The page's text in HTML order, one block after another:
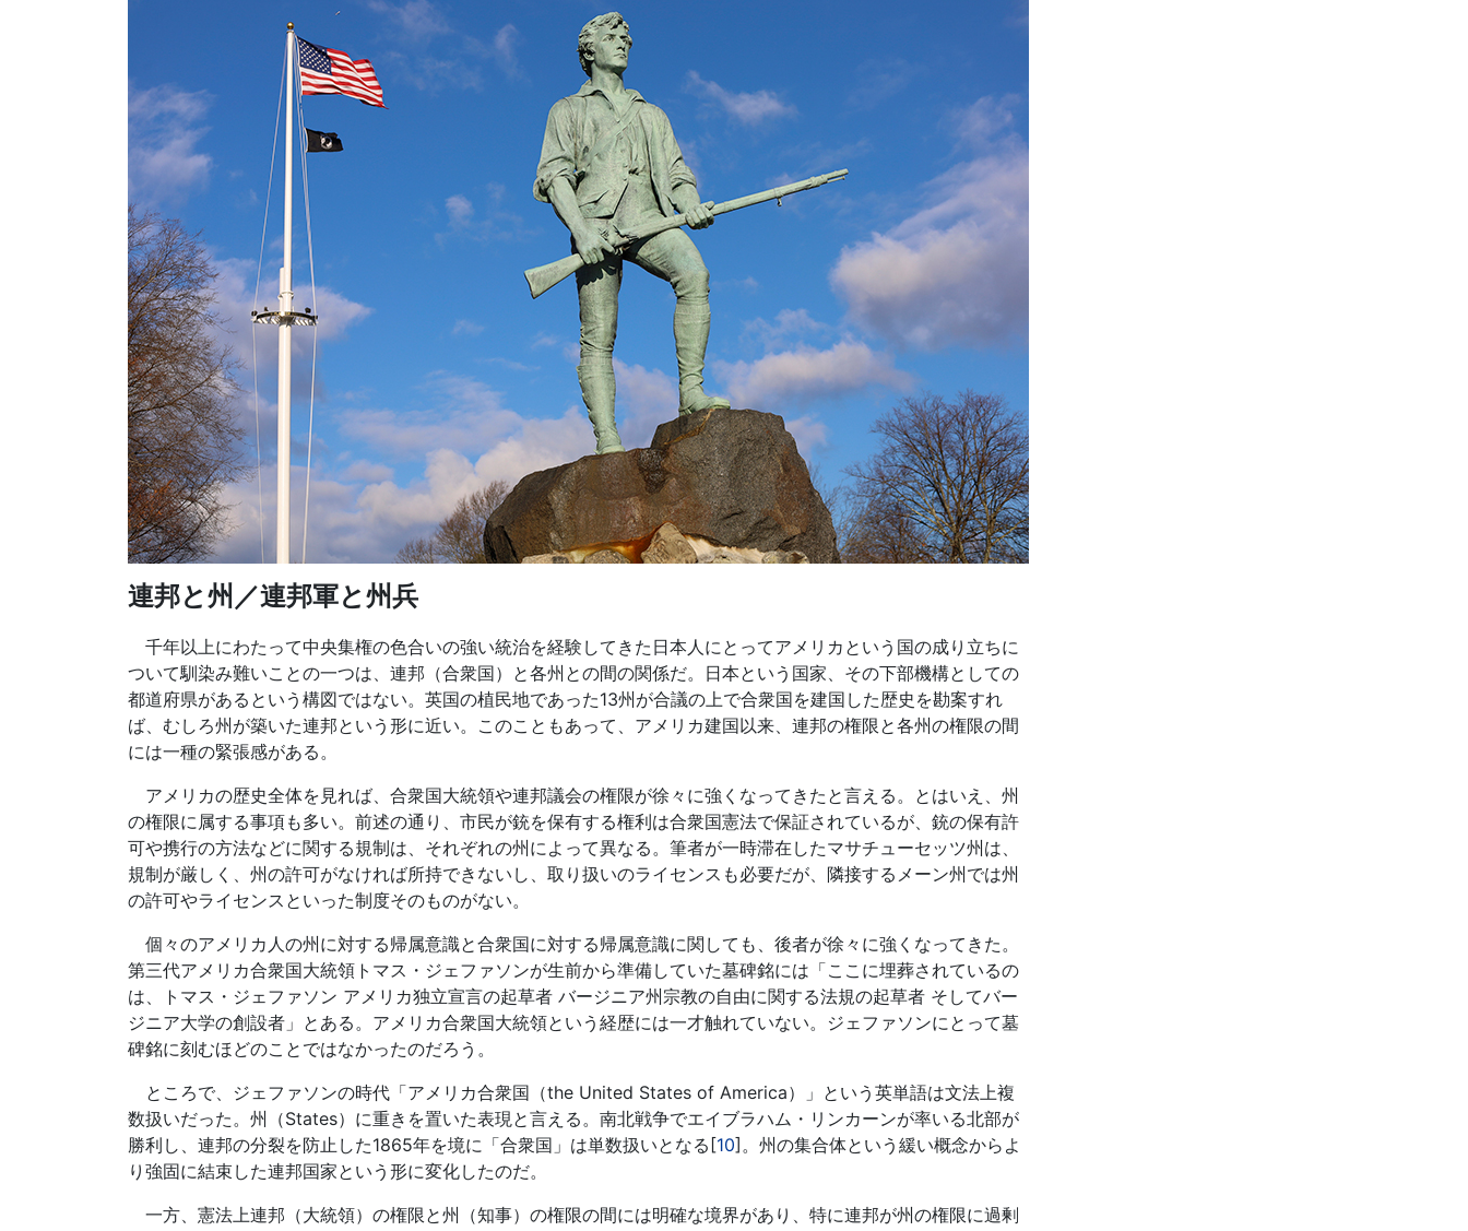
連邦と州／連邦軍と州兵
千年以上にわたって中央集権の色合いの強い統治を経験してきた日本人にとってアメリカという国の成り立ちに
ついて馴染み難いことの一つは、連邦（合衆国）と各州との間の関係だ。日本という国家、その下部機構としての
都道府県があるという構図ではない。英国の植民地であった13州が合議の上で合衆国を建国した歴史を勘案すれ
ば、むしろ州が築いた連邦という形に近い。このこともあって、アメリカ建国以来、連邦の権限と各州の権限の間
には一種の緊張感がある。
アメリカの歴史全体を見れば、合衆国大統領や連邦議会の権限が徐々に強くなってきたと言える。とはいえ、州
の権限に属する事項も多い。前述の通り、市民が銃を保有する権利は合衆国憲法で保証されているが、銃の保有許
可や携行の方法などに関する規制は、それぞれの州によって異なる。筆者が一時滞在したマサチューセッツ州は、
規制が厳しく、州の許可がなければ所持できないし、取り扱いのライセンスも必要だが、隣接するメーン州では州
の許可やライセンスといった制度そのものがない。
個々のアメリカ人の州に対する帰属意識と合衆国に対する帰属意識に関しても、後者が徐々に強くなってきた。
第三代アメリカ合衆国大統領トマス・ジェファソンが生前から準備していた墓碑銘には「ここに埋葬されているの
は、トマス・ジェファソン アメリカ独立宣言の起草者 バージニア州宗教の自由に関する法規の起草者 そしてバー
ジニア大学の創設者」とある。アメリカ合衆国大統領という経歴には一才触れていない。ジェファソンにとって墓
碑銘に刻むほどのことではなかったのだろう。
ところで、ジェファソンの時代「アメリカ合衆国（the United States of America）」という英単語は文法上複
数扱いだった。州（States）に重きを置いた表現と言える。南北戦争でエイブラハム・リンカーンが率いる北部が
勝利し、連邦の分裂を防止した1865年を境に「合衆国」は単数扱いとなる[10]。州の集合体という緩い概念からよ
り強固に結束した連邦国家という形に変化したのだ。
一方、憲法上連邦（大統領）の権限と州（知事）の権限の間には明確な境界があり、特に連邦が州の権限に過剰